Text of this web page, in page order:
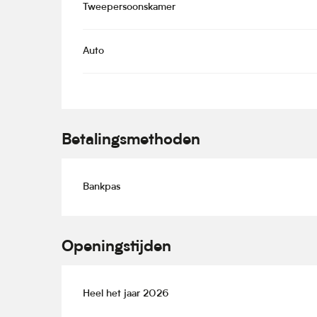
Tweepersoonskamer
Auto
Betalingsmethoden
Bankpas
Openingstijden
Heel het jaar 2026